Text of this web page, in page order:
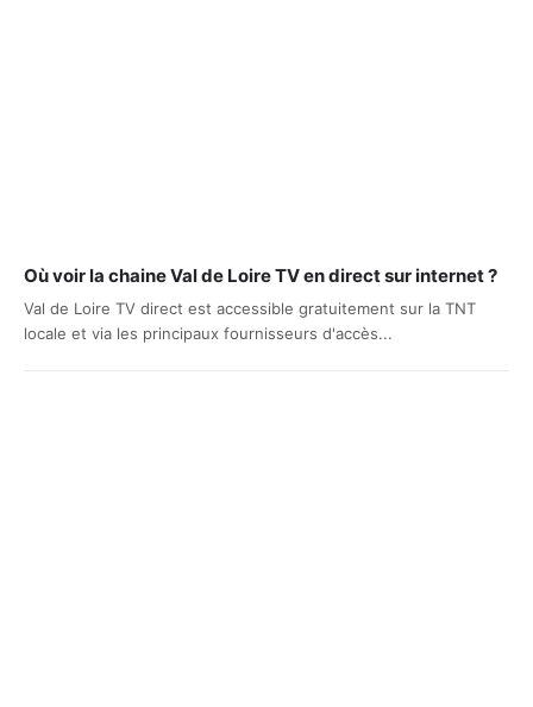
Où voir la chaine Val de Loire TV en direct sur internet ?
Val de Loire TV direct est accessible gratuitement sur la TNT
locale et via les principaux fournisseurs d'accès...